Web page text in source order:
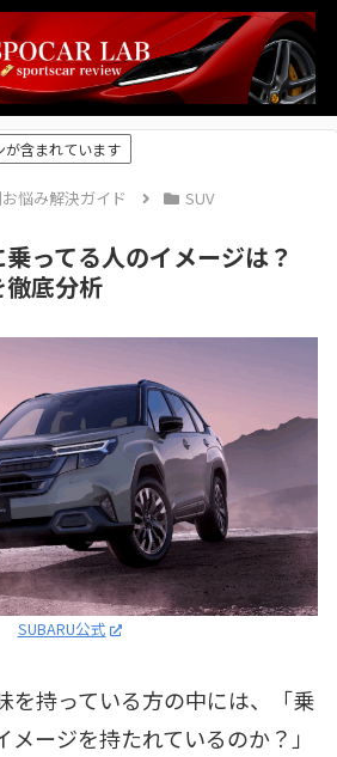
含まれています
悩み解決ガイド SUV
ってる人のイメージは？
底分析
SUBARU公式
を持っている方の中には、「乗
メージを持たれているのか？」